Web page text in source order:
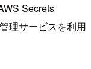
Secrets
理サービスを利用